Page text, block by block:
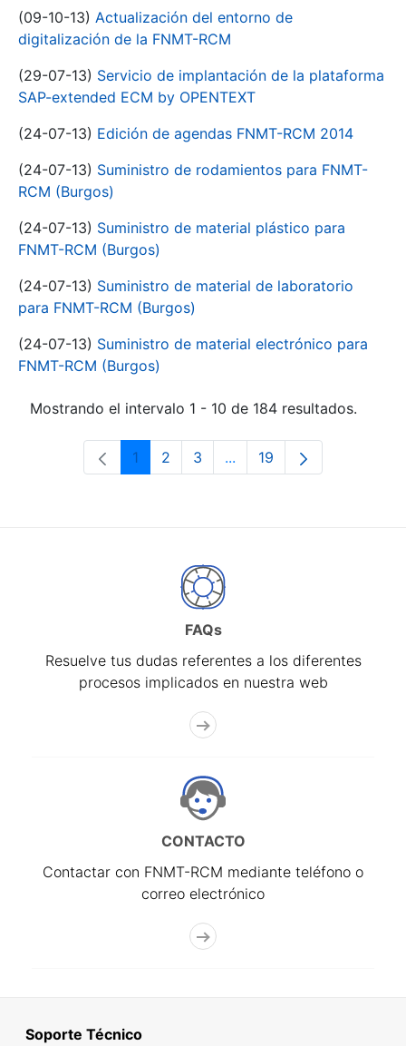
(09-10-13) Actualización del entorno de
digitalización de la FNMT-RCM
(29-07-13) Servicio de implantación de la plataforma
SAP-extended ECM by OPENTEXT
(24-07-13) Edición de agendas FNMT-RCM 2014
(24-07-13) Suministro de rodamientos para FNMT-
RCM (Burgos)
(24-07-13) Suministro de material plástico para
FNMT-RCM (Burgos)
(24-07-13) Suministro de material de laboratorio
para FNMT-RCM (Burgos)
(24-07-13) Suministro de material electrónico para
FNMT-RCM (Burgos)
Mostrando el intervalo 1 - 10 de 184 resultados.
Página
1 Página
2 Página
3 ...Páginas intermedias Use
Página
19
FAQs
Resuelve tus dudas referentes a los diferentes
procesos implicados en nuestra web
CONTACTO
Contactar con FNMT-RCM mediante teléfono o
correo electrónico
Soporte Técnico